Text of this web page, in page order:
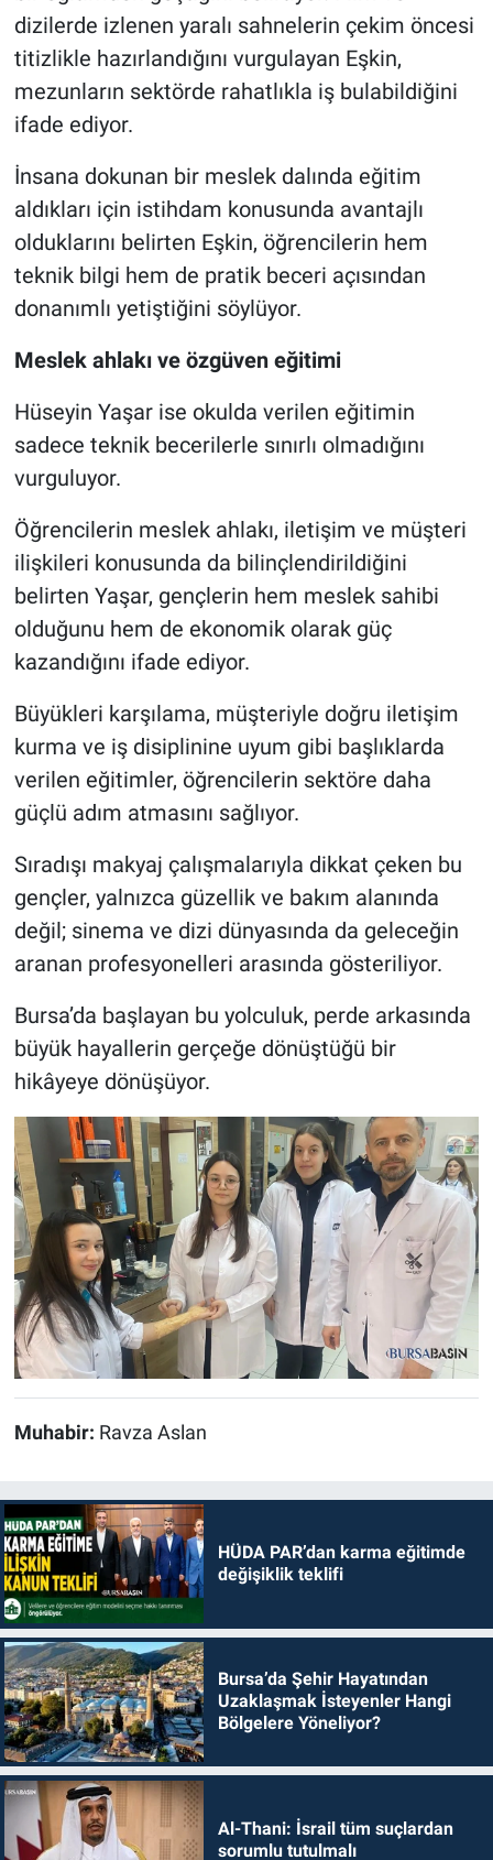
dizilerde izlenen yaralı sahnelerin çekim öncesi
titizlikle hazırlandığını vurgulayan Eşkin,
mezunların sektörde rahatlıkla iş bulabildiğini
ifade ediyor.
İnsana dokunan bir meslek dalında eğitim
aldıkları için istihdam konusunda avantajlı
olduklarını belirten Eşkin, öğrencilerin hem
teknik bilgi hem de pratik beceri açısından
donanımlı yetiştiğini söylüyor.
Meslek ahlakı ve özgüven eğitimi
Hüseyin Yaşar ise okulda verilen eğitimin
sadece teknik becerilerle sınırlı olmadığını
vurguluyor.
Öğrencilerin meslek ahlakı, iletişim ve müşteri
ilişkileri konusunda da bilinçlendirildiğini
belirten Yaşar, gençlerin hem meslek sahibi
olduğunu hem de ekonomik olarak güç
kazandığını ifade ediyor.
Büyükleri karşılama, müşteriyle doğru iletişim
kurma ve iş disiplinine uyum gibi başlıklarda
verilen eğitimler, öğrencilerin sektöre daha
güçlü adım atmasını sağlıyor.
Sıradışı makyaj çalışmalarıyla dikkat çeken bu
gençler, yalnızca güzellik ve bakım alanında
değil; sinema ve dizi dünyasında da geleceğin
aranan profesyonelleri arasında gösteriliyor.
Bursa’da başlayan bu yolculuk, perde arkasında
büyük hayallerin gerçeğe dönüştüğü bir
hikâyeye dönüşüyor.
Muhabir: Ravza Aslan
HÜDA PAR’dan karma eğitimde
değişiklik teklifi
Bursa’da Şehir Hayatından
Uzaklaşmak İsteyenler Hangi
Bölgelere Yöneliyor?
Al-Thani: İsrail tüm suçlardan
sorumlu tutulmalı